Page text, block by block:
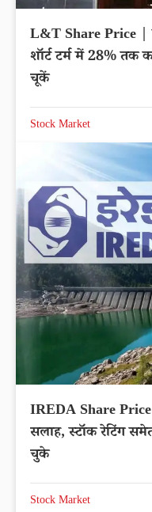
L&T Share Price |
शॉर्ट टर्म में 28% तक
चूकें
Stock Market
IREDA Share
सलाह, स्टॉक रेटिंग
चुके
Stock Market